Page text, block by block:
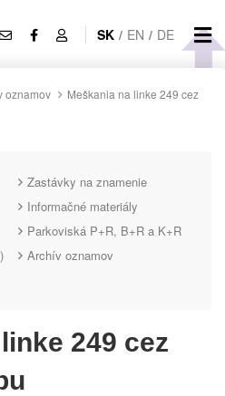
SK / EN / DE
oznamov
Meškania na linke 249 cez
Zastávky na znamenie
Informačné materiály
Parkoviská P+R, B+R a K+R
Archív oznamov
249 cez